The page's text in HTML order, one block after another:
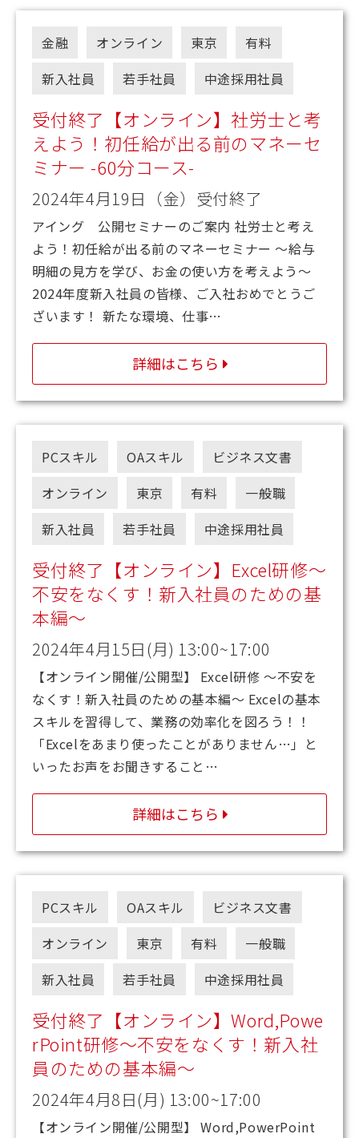
金融 オンライン 東京
有料
新入社員
若手社員 中途採用社員
受付終了【オンライン】社労士と考
えよう！初任給が出る前のマネーセ
ミナー -60分コース-
2024年4月19日（金）受付終了
アイング 公開セミナーのご案内 社労士と考え
よう！初任給が出る前のマネーセミナー ～給与
明細の見方を学び、お金の使い方を考えよう～
2024年度新入社員の皆様、ご入社おめでとうご
ざいます！ 新たな環境、仕事…
詳細はこちら
PCスキル OAスキル
ビジネス文書
オンライン
東京 有料
一般職
新入社員
若手社員 中途採用社員
受付終了【オンライン】Excel研修～
不安をなくす！新入社員のための基
本編～
2024年4月15日(月) 13:00~17:00
【オンライン開催/公開型】 Excel研修 ～不安を
なくす！新入社員のための基本編～ Excelの基本
スキルを習得して、業務の効率化を図ろう！！
「Excelをあまり使ったことがありません…」と
いったお声をお聞きすること…
詳細はこちら
PCスキル OAスキル
ビジネス文書
オンライン
東京 有料
一般職
新入社員
若手社員 中途採用社員
受付終了【オンライン】Word,Powe
rPoint研修～不安をなくす！新入社
員のための基本編～
2024年4月8日(月) 13:00~17:00
【オンライン開催/公開型】 Word,PowerPoint